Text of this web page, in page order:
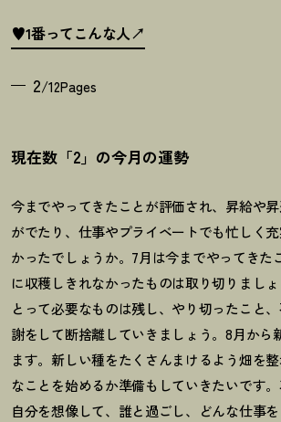
♥1番ってこんな人
2/12Pages
現在数「2」の今月の運勢
今までやってきたことが評価され、昇給や
がでたり、仕事やプライベートでも忙しく
かったでしょうか。 7月は今までやってきた
に収穫しきれなかったものは取り切りまし
とって必要なものは残し、やり切ったこと
謝をして断捨離していきましょう。8月から
ます。新しい種をたくさんまけるよう畑を
なことを始めるか準備もしていきたいです
自分を想像して、誰と過ごし、どんな仕事